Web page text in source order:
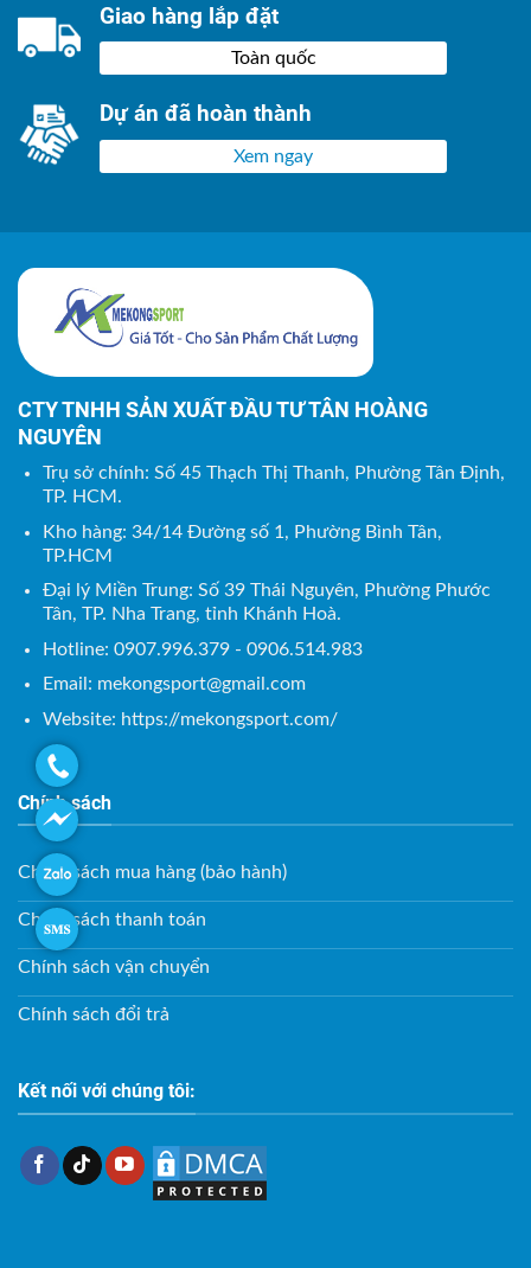
Giao hàng lắp đặt
Toàn quốc
Dự án đã hoàn thành
Xem ngay
CTY TNHH SẢN XUẤT ĐẦU TƯ TÂN HOÀNG
NGUYÊN
Trụ sở chính: Số 45 Thạch Thị Thanh, Phường Tân Định,
TP. HCM.
Kho hàng: 34/14 Đường số 1, Phường Bình Tân,
TP.HCM
Đại lý Miền Trung: Số 39 Thái Nguyên, Phường Phước
Tân, TP. Nha Trang, tỉnh Khánh Hoà.
Hotline: 0907.996.379 - 0906.514.983
Email: mekongsport@gmail.com
Website: https://mekongsport.com/
Chính sách
Chính sách mua hàng (bảo hành)
Chính sách thanh toán
Chính sách vận chuyển
Chính sách đổi trả
Kết nối với chúng tôi: